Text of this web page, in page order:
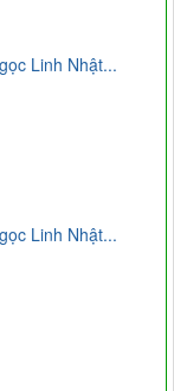
Linh Nhật...
Linh Nhật...